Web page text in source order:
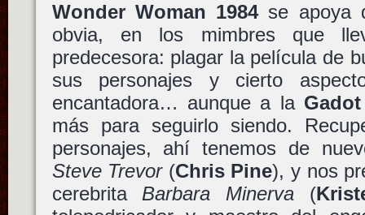
Wonder Woman 1984se apoya
obvia, en los mimbres que
predecesora: plagar la película de
sus personajes y cierto
encantadora… aunque a la Gadot
más para seguirlo siendo.
personajes, ahí tenemos de
Steve Trevor(Chris Pine), y nos
cerebrita Barbara Minerva (